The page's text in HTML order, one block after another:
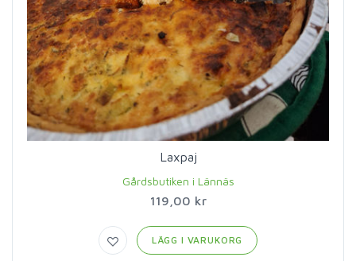
Laxpaj
Gårdsbutiken i Lännäs
119,00 kr
LÄGG I VARUKORG